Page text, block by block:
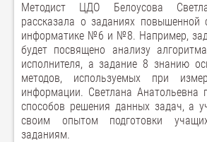
Методист ЦДО Белоусова
рассказала о заданиях повышенной
информатике №6 и №8. Например,
будет посвящено анализу
исполнителя, а задание 8 знанию
методов, используемых при
информации. Светлана Анатольевна
способов решения данных задач, а
своим опытом подготовки
заданиям.